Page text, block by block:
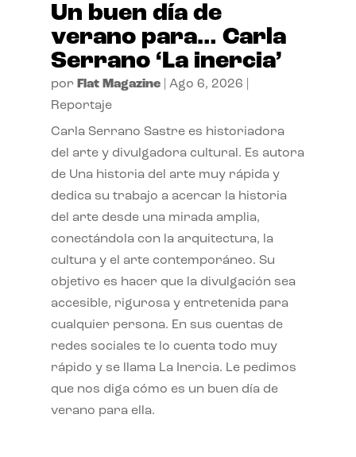
Un buen día de
verano para… Carla
Serrano ‘La inercia’
por Flat Magazine| Ago 6, 2026
Reportaje
Carla Serrano Sastre es historiadora
del arte y divulgadora cultural. Es autora
de Una historia del arte muy rápida y
dedica su trabajo a acercar la historia
del arte desde una mirada amplia,
conectándola con la arquitectura, la
cultura y el arte contemporáneo. Su
objetivo es hacer que la divulgación sea
accesible, rigurosa y entretenida para
cualquier persona. En sus cuentas de
redes sociales te lo cuenta todo muy
rápido y se llama La Inercia. Le pedimos
que nos diga cómo es un buen día de
verano para ella.